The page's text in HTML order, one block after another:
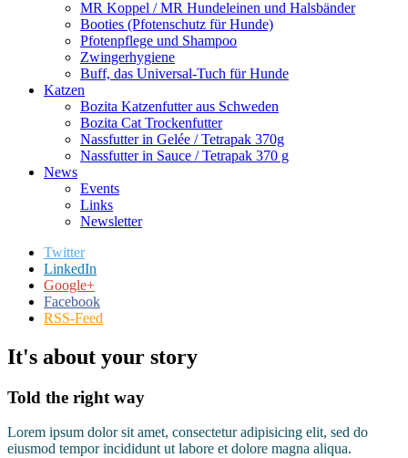
MR Koppel / MR Hundeleinen und Halsbänder
Booties (Pfotenschutz für Hunde)
Pfotenpflege und Shampoo
Zwingerhygiene
Buff, das Universal-Tuch für Hunde
Katzen
Bozita Katzenfutter aus Schweden
Bozita Cat Trockenfutter
Nassfutter in Gelée / Tetrapak 370g
Nassfutter in Sauce / Tetrapak 370 g
News
Events
Links
Newsletter
Twitter
LinkedIn
Google+
Facebook
RSS-Feed
It's about your story
Told the right way
Lorem ipsum dolor sit amet, consectetur adipisicing elit, sed do
eiusmod tempor incididunt ut labore et dolore magna aliqua.